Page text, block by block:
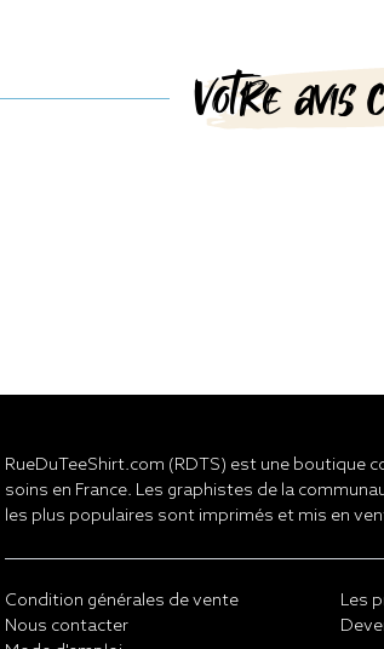
Votre avis
RueDuTeeShirt.com (RDTS) est une boutique
soins en France. Les graphistes de la
les plus populaires sont imprimés et mis en
Condition générales de vente
Nous contacter
Les